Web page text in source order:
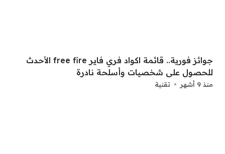
جوائز فورية.. قائمة اكواد فري فاير free fire الأحدث
للحصول على شخصيات وأسلحة نادرة
منذ 9 أشهر تقنية